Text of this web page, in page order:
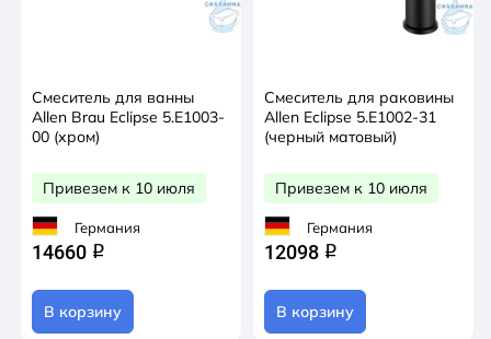
Смеситель для ванны
Allen Brau Eclipse 5.E1003-
00 (хром)
Привезем к 10 июля
Германия
14660 q
В корзину
Смеситель для раковины
Allen Eclipse 5.E1002-31
(черный матовый)
Привезем к 10 июля
Германия
12098 q
В корзину